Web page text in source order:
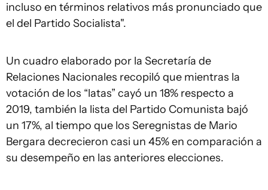
incluso en términos relativos más pronunciado que
el del Partido Socialista".
Un cuadro elaborado por la Secretaría de
Relaciones Nacionales recopiló que mientras la
votación de los “latas” cayó un 18% respecto a
2019, también la lista del Partido Comunista bajó
un 17%, al tiempo que los Seregnistas de Mario
Bergara decrecieron casi un 45% en comparación a
su desempeño en las anteriores elecciones.